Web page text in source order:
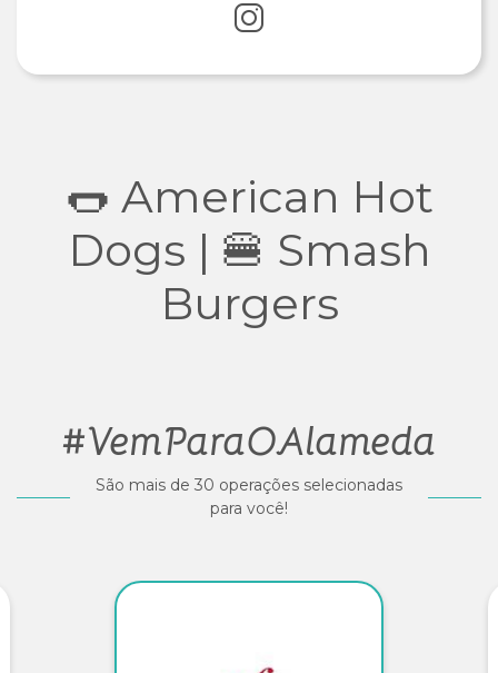
🌭 American Hot
Dogs | 🍔 Smash
Burgers
#VemParaOAlameda
São mais de 30 operações selecionadas
para você!